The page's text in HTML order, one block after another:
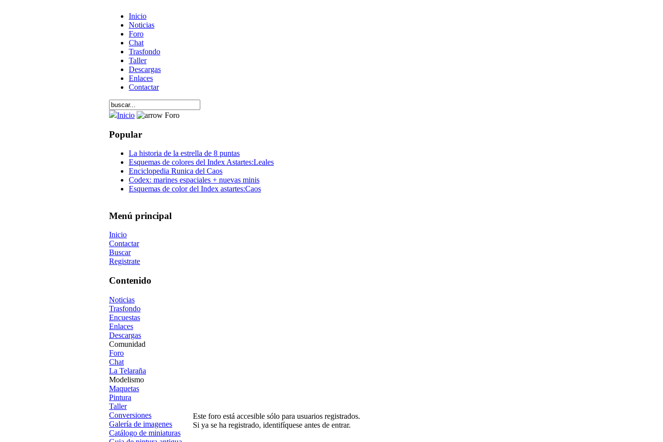
Inicio
Noticias
Foro
Chat
Trasfondo
Taller
Descargas
Enlaces
Contactar
Inicio Foro
Popular
La historia de la estrella de 8 puntas
Esquemas de colores del Index Astartes:Leales
Enciclopedia Runica del Caos
Codex: marines espaciales + nuevas minis
Esquemas de color del Index astartes:Caos
Menú principal
Inicio
Contactar
Buscar
Registrate
Contenido
Noticias
Trasfondo
Encuestas
Enlaces
Descargas
Comunidad
Foro
Chat
La Telaraña
Modelismo
Maquetas
Pintura
Taller
Conversiones
Galería de imagenes
Catálogo de miniaturas
Este foro está accesible sólo para usuarios registrados.
Si ya se ha registrado, identifíquese antes de entrar.